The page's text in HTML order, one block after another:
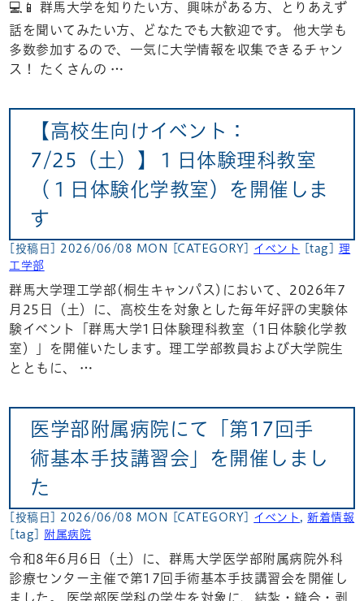
💻📱 群馬大学を知りたい方、興味がある方、とりあえず
話を聞いてみたい方、どなたでも大歓迎です。 他大学も
多数参加するので、一気に大学情報を収集できるチャン
ス！ たくさんの …
【高校生向けイベント：
7/25（土）】１日体験理科教室
（１日体験化学教室）を開催しま
す
[投稿日] 2026/06/08 MON [CATEGORY] イベント [tag] 理
工学部
群馬大学理工学部(桐生キャンパス)において、2026年7
月25日（土）に、高校生を対象とした毎年好評の実験体
験イベント「群馬大学1日体験理科教室（1日体験化学教
室）」を開催いたします。理工学部教員および大学院生
とともに、 …
医学部附属病院にて「第17回手
術基本手技講習会」を開催しまし
た
[投稿日] 2026/06/08 MON [CATEGORY] イベント ,新着情報
[tag]
附属病院
令和8年6月6日（土）に、群馬大学医学部附属病院外科
診療センター主催で第17回手術基本手技講習会を開催し
ました。 医学部医学科の学生を対象に、結紮・縫合・剥